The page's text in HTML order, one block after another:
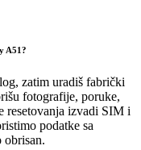
A51?
zatim uradiš fabrički
fotografije, poruke,
resetovanja izvadi SIM i
podatke sa
obrisan.